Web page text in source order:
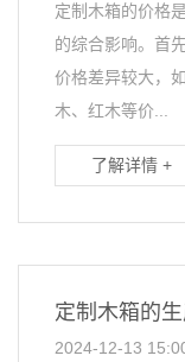
定制木箱的价格
的综合影响。首
价格差异较大，
木、红木等价...
了解详情 +
定制木箱的
2024-12-13